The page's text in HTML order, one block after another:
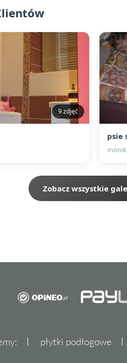
9 zdjęć
psie
Zobacz wszystkie
płytki podłogowe